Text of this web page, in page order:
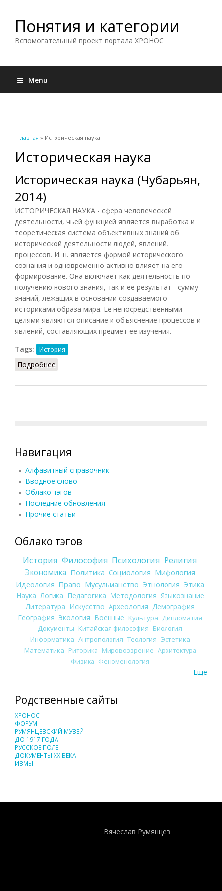
Понятия и категории
Вспомогательный проект портала ХРОНОС
Menu
Вы здесь
Главная » Историческая наука
Историческая наука
Историческая наука (Чубарьян,
2014)
ИСТОРИЧЕСКАЯ НАУКА - сфера человеческой
деятельности, чьей функцией является выработка и
теоретическая система объективных знаний об
исторической деятельности людей, явлений,
процессов. И. н. является формой исторического
сознания и одновременно активно влияет на его
формирование. Она включает как деятельность по
получению нового знания, так и ее результат - сумму
знаний, лежащих в основании создаваемого
историками образа мира. Ее непосредственными
целями являются описание и объяснение процессов и
явлений, составляющих предмет ее изучения.
Tags:
История
Подробнее
Навигация
Алфавитный справочник
Вводное слово
Облако тэгов
Последние обновления
Прочие статьи
Облако тэгов
История Философия Психология Религия
Экономика Политика Социология Мифология
Идеология Право Мусульманство Этнология Этика
Наука Логика Педагогика Методология Языкознание
Литература Искусство Археология Демография
География Экология Военные Культура
Дипломатия
Документы Китайская философия Биология
Информатика Антропология Теология Эстетика
Математика Риторика Мировоззрение Архитектура
Физика Феноменология
Еще
Родственные сайты
ХРОНОС
ФОРУМ
РУМЯНЦЕВСКИЙ МУЗЕЙ
ДО 1917 ГОДА
РУССКОЕ ПОЛЕ
ДОКУМЕНТЫ XX ВЕКА
ИЗМЫ
Вячеслав Румянцев